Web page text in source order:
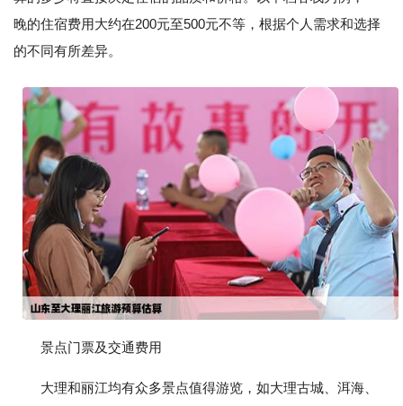
晚的住宿费用大约在200元至500元不等，根据个人需求和选择
的不同有所差异。
景点门票及交通费用
大理和丽江均有众多景点值得游览，如大理古城、洱海、